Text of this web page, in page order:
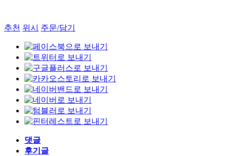
추천 위시 주문/담기
댓글
후기글